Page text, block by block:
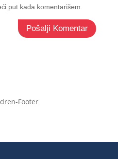
put kada komentarišem.
Pošalji Komentar